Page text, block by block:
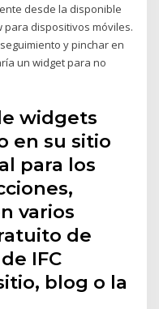
desde la disponible
para dispositivos móviles.
y pinchar en
un widget para no
widgets
en su sitio
para los
varios
de
IFC
blog o la